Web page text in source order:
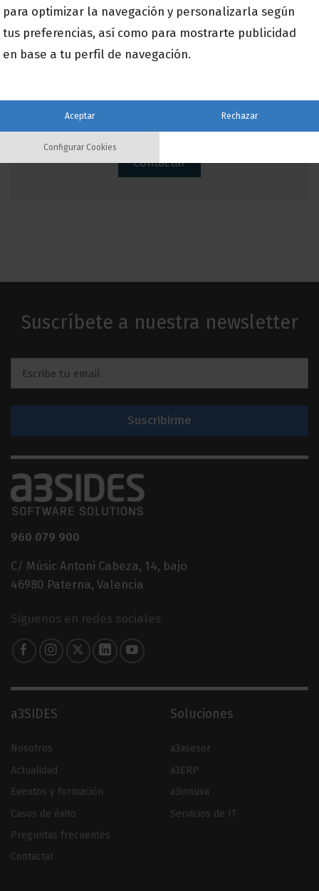
Reforma Laboral RGPD Seguridad de la información
Servicios IT Transformación digital
¡Contacta con nosotros!
Contactar
Suscríbete a nuestra newsletter
960 079 900
C/ Músic Antoni Cabeza, 14, bajo
46980 Paterna, Valencia
Síguenos en redes sociales
a3SIDES
Nosotros
Actualidad
Eventos y formación
Casos de éxito
Preguntas frecuentes
Contactar
Soluciones
a3asesor
a3ERP
a3innuva
Servicios de IT
para optimizar la navegación y personalizarla según
tus preferencias, así como para mostrarte publicidad
en base a tu perfil de navegación.
Aceptar Rechazar
Configurar Cookies